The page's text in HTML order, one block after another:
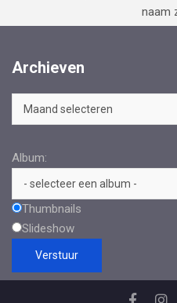
naam
Archieven
Archieven
Album:
Thumbnails
Slideshow